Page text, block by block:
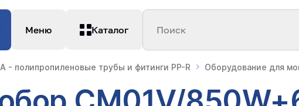
Меню Каталог Поиск
- полипропиленовые трубы и фитинги PP-R Оборудование для